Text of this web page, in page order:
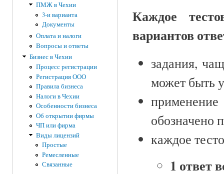
ПМЖ в Чехии
3-и варианта
Документы
Оплата и налоги
Вопросы и ответы
Бизнес в Чехии
Процесс регистрации
Регистрация ООО
Правила бизнеса
Налоги в Чехии
Особенности бизнеса
Об открытии фирмы
ЧП или фирма
Виды лицензий
Простые
Ремесленные
Связанные
Каждое
вариантов
задания,
может быть
обозначено
каждое
1 ответ